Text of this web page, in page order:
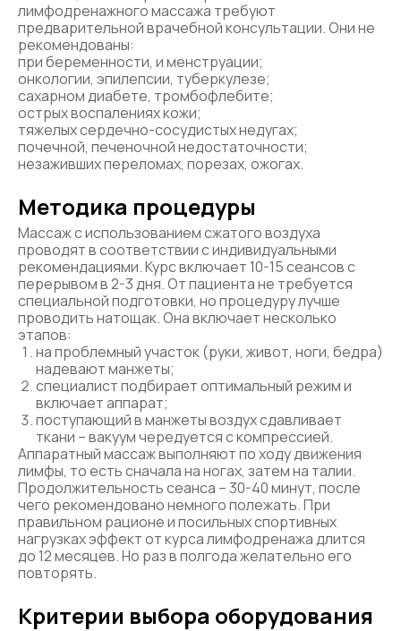
лимфодренажного массажа требуют
предварительной врачебной консультации. Они не
рекомендованы:
при беременности, и менструации;
онкологии, эпилепсии, туберкулезе;
сахарном диабете, тромбофлебите;
острых воспалениях кожи;
тяжелых сердечно-сосудистых недугах;
почечной, печеночной недостаточности;
незаживших переломах, порезах, ожогах.
Методика процедуры
Массаж с использованием сжатого воздуха
проводят в соответствии с индивидуальными
рекомендациями. Курс включает 10-15 сеансов с
перерывом в 2-3 дня. От пациента не требуется
специальной подготовки, но процедуру лучше
проводить натощак. Она включает несколько
этапов:
на проблемный участок (руки, живот, ноги, бедра)
надевают манжеты;
специалист подбирает оптимальный режим и
включает аппарат;
поступающий в манжеты воздух сдавливает
ткани – вакуум чередуется с компрессией.
Аппаратный массаж выполняют по ходу движения
лимфы, то есть сначала на ногах, затем на талии.
Продолжительность сеанса – 30-40 минут, после
чего рекомендовано немного полежать. При
правильном рационе и посильных спортивных
нагрузках эффект от курса лимфодренажа длится
до 12 месяцев. Но раз в полгода желательно его
повторять.
Критерии выбора оборудования